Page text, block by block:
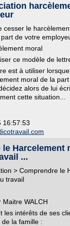
cesser le
de votre
moral
ce modèle de
est à utiliser
moral de la
alors de lui
cette situation...
16:57:53
le Harcelement
...
> Comprendre le
travail
WALCH
les intérêts de ses
la famille :